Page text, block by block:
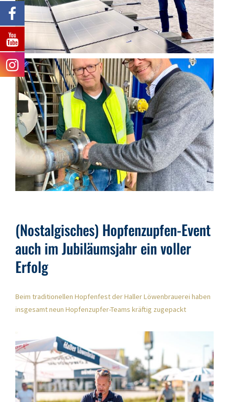
(Nostalgisches) Hopfenzupfen-Event
auch im Jubiläumsjahr ein voller
Erfolg
Beim traditionellen Hopfenfest der Haller Löwenbrauerei haben
insgesamt neun Hopfenzupfer-Teams kräftig zugepackt